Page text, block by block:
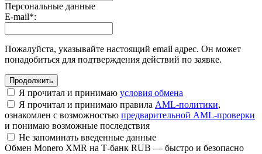
Персональные данные
E-mail*:
Пожалуйста, указывайте настоящий email адрес. Он может
понадобиться для подтверждения действий по заявке.
Я прочитал и принимаю условия обмена
Я прочитал и принимаю правила AML-политики,
ознакомлен с возможностью предварительной AML-проверки
и понимаю возможные последствия
Не запоминать введенные данные
Обмен Monero XMR на Т-банк RUB — быстро и безопасно